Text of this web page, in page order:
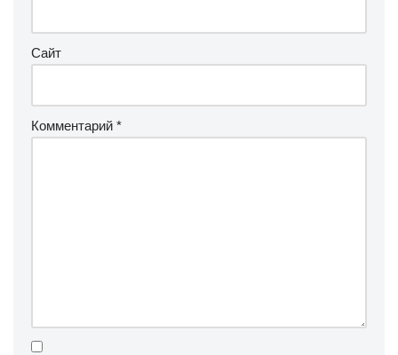
Сайт
Комментарий *